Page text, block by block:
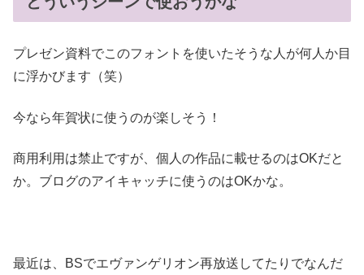
プレゼン資料でこのフォントを使いたそうな人が何人か目
に浮かびます（笑）
今なら年賀状に使うのが楽しそう！
商用利用は禁止ですが、個人の作品に載せるのはOKだと
か。ブログのアイキャッチに使うのはOKかな。
最近は、BSでエヴァンゲリオン再放送してたりでなんだ